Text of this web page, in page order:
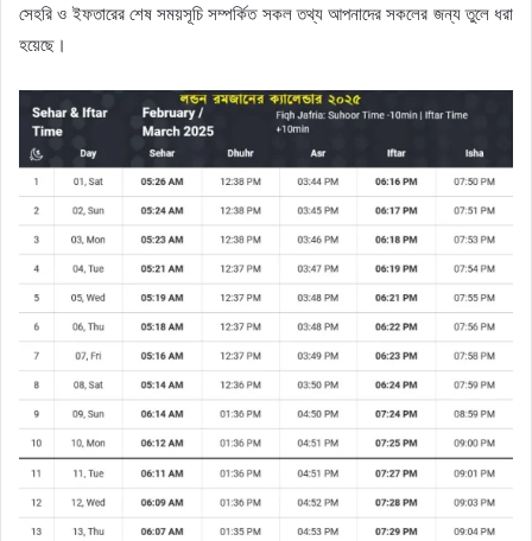
সেহরি ও ইফতারের শেষ সময়সূচি সম্পর্কিত সকল তথ্য আপনাদের সকলের জন্য তুলে ধরা
হয়েছে।